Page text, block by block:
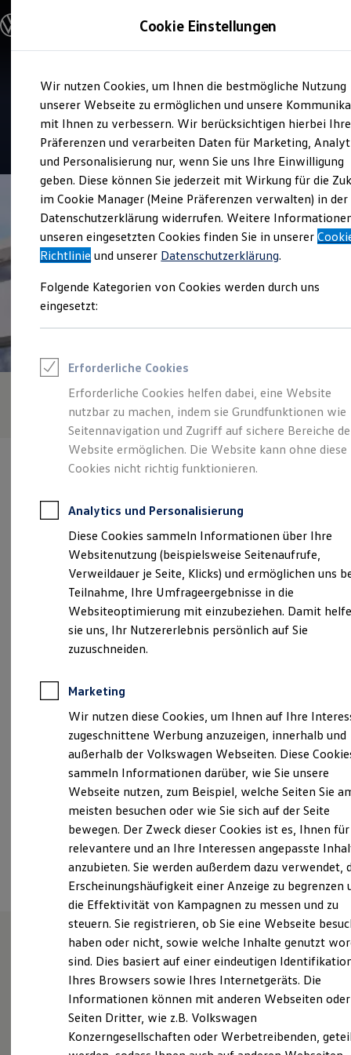
Hauptinhalt
springen
Footer
springen
Modelle und Konfigurator
Modelle vergleichen
Elektroautos
ENERGY Sondermodelle
Nutzfahrzeuge
SUV und CUV
Familienautos
Kombis
Kompaktwagen
Sportwagen
Schnell verfügbare Fahrzeuge
Angebote und Produkte
Aktuelle Angebote
E-Auto-Förderung
Volkswagen Marktplatz
Junge Gebrauchtwagen und Gebrauchtwagen
Volkswagen Zertifizierte Gebrauchtwagen
Zubehör- und Serviceangebote
Leasing
Leasing-Angebote
Gebrauchtwagen Leasing
Junge Gebrauchtwagen-Leasing
Elektroauto Leasing
Kleinwagen-Leasing
Leasing ohne Anzahlung
Finanzierung
Kfz-Versicherung
Restschuldversicherungen
Garantien
Wartungsverträge
Geschäftskunden
Professional Class bei Volkswagen
Großkunden
Behörden
Direktkunden
Sonderfahrzeuge
Anpfiff zum Gewinn
Elektroautos
ID. Tutorials
Elektrofahrzeugkonzepte
Reichweite
Reichweite der ID. Modelle
Reichweite im Winter
Laden
Laden unterwegs
Laden Zuhause
Ladestationen finden
Ladezeitensimulator
Batterie
Sicherheit
Garantie und Lebensdauer
Nachhaltigkeit
Technologie
Kosten und Kauf
Verbrauchskosten
Kaufoptionen
E-Auto-Förderung
Software und Konnektivität
ID. Software Versionen und Updates
Digitale Extras
Schnittstellen zu Ihrem ID.
Service
Autohaus Bauer
4.9| 345 Bewertungen
Verantwortlich für die Inhalte auf dieser Seite ist die Autohaus
Bauer GmbH (Impressum & Rechtliches)
Alte Lengenfelder Straße 2 B, 08228 Rodewisch
info@ah-bauer.de
Montag
Sonntag
Geschlossen
Ansprechpartner
Herzlichen willkommen im
Autohaus Bauer in
Rodewisch!
Cookie Einstellungen
Wir nutzen Cookies, um Ihnen die bestmögliche Nutzung
unserer Webseite zu ermöglichen und unsere
mit Ihnen zu verbessern. Wir berücksichtigen hierbei Ihre
Präferenzen und verarbeiten Daten für Marketing,
und Personalisierung nur, wenn Sie uns Ihre Einwilligung
geben. Diese können Sie jederzeit mit Wirkung für die
im Cookie Manager (Meine Präferenzen verwalten) in der
Datenschutzerklärung widerrufen. Weitere
unseren eingesetzten Cookies finden Sie in unserer
Richtlinie und unserer Datenschutzerklärung.
Folgende Kategorien von Cookies werden durch uns
eingesetzt:
Erforderliche Cookies
Erforderliche Cookies helfen dabei, eine Website
nutzbar zu machen, indem sie Grundfunktionen wie
Seitennavigation und Zugriff auf sichere Bereiche
Website ermöglichen. Die Website kann ohne diese
Cookies nicht richtig funktionieren.
Analytics und Personalisierung
Diese Cookies sammeln Informationen über Ihre
Websitenutzung (beispielsweise Seitenaufrufe,
Verweildauer je Seite, Klicks) und ermöglichen uns
Teilnahme, Ihre Umfrageergebnisse in die
Websiteoptimierung mit einzubeziehen. Damit
sie uns, Ihr Nutzererlebnis persönlich auf Sie
zuzuschneiden.
Marketing
Wir nutzen diese Cookies, um Ihnen auf Ihre
zugeschnittene Werbung anzuzeigen, innerhalb und
außerhalb der Volkswagen Webseiten. Diese
sammeln Informationen darüber, wie Sie unsere
Webseite nutzen, zum Beispiel, welche Seiten Sie
meisten besuchen oder wie Sie sich auf der Seite
bewegen. Der Zweck dieser Cookies ist es, Ihnen für
relevantere und an Ihre Interessen angepasste
anzubieten. Sie werden außerdem dazu verwendet,
Erscheinungshäufigkeit einer Anzeige zu begrenzen
die Effektivität von Kampagnen zu messen und zu
steuern. Sie registrieren, ob Sie eine Webseite
haben oder nicht, sowie welche Inhalte genutzt
sind. Dies basiert auf einer eindeutigen
Ihres Browsers sowie Ihres Internetgeräts. Die
Informationen können mit anderen Webseiten oder
Seiten Dritter, wie z.B. Volkswagen
Konzerngesellschaften oder Werbetreibenden,